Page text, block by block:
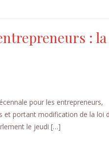
:
pour les entrepreneurs,
et portant modification de la loi
le jeudi […]